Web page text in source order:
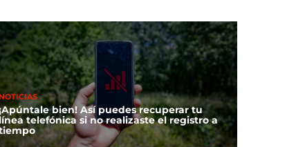
NOTICIAS
bien! Así puedes recuperar tu
línea telefónica si no realizaste el registro a